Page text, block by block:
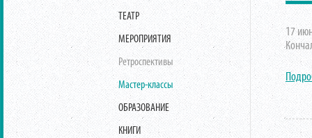
ТЕАТР
МЕРОПРИЯТИЯ
Ретроспективы
Мастер-классы
ОБРАЗОВАНИЕ
КНИГИ
17